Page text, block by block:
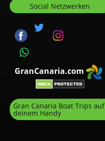
Social Netzwerken
GranCanaria.com
Gran Canaria Boat Trips auf
deinem Handy